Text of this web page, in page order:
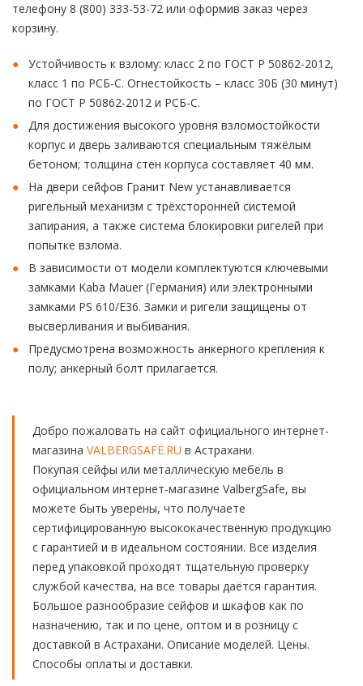
телефону 8 (800) 333-53-72 или оформив заказ через
корзину.
Устойчивость к взлому: класс 2 по ГОСТ Р 50862-2012,
класс 1 по РСБ-С. Огнестойкость – класс 30Б (30 минут)
по ГОСТ Р 50862-2012 и РСБ-С.
Для достижения высокого уровня взломостойкости
корпус и дверь заливаются специальным тяжёлым
бетоном; толщина стен корпуса составляет 40 мм.
На двери сейфов Гранит New устанавливается
ригельный механизм с трёхсторонней системой
запирания, а также система блокировки ригелей при
попытке взлома.
В зависимости от модели комплектуются ключевыми
замками Kaba Mauer (Германия) или электронными
замками PS 610/E36. Замки и ригели защищены от
высверливания и выбивания.
Предусмотрена возможность анкерного крепления к
полу; анкерный болт прилагается.
Добро пожаловать на сайт официального интернет-
магазина VALBERGSAFE.RU в Астрахани.
Покупая сейфы или металлическую мебель в
официальном интернет-магазине ValbergSafe, вы
можете быть уверены, что получаете
сертифицированную высококачественную продукцию
с гарантией и в идеальном состоянии. Все изделия
перед упаковкой проходят тщательную проверку
службой качества, на все товары даётся гарантия.
Большое разнообразие сейфов и шкафов как по
назначению, так и по цене, оптом и в розницу с
доставкой в Астрахани. Описание моделей. Цены.
Способы оплаты и доставки.